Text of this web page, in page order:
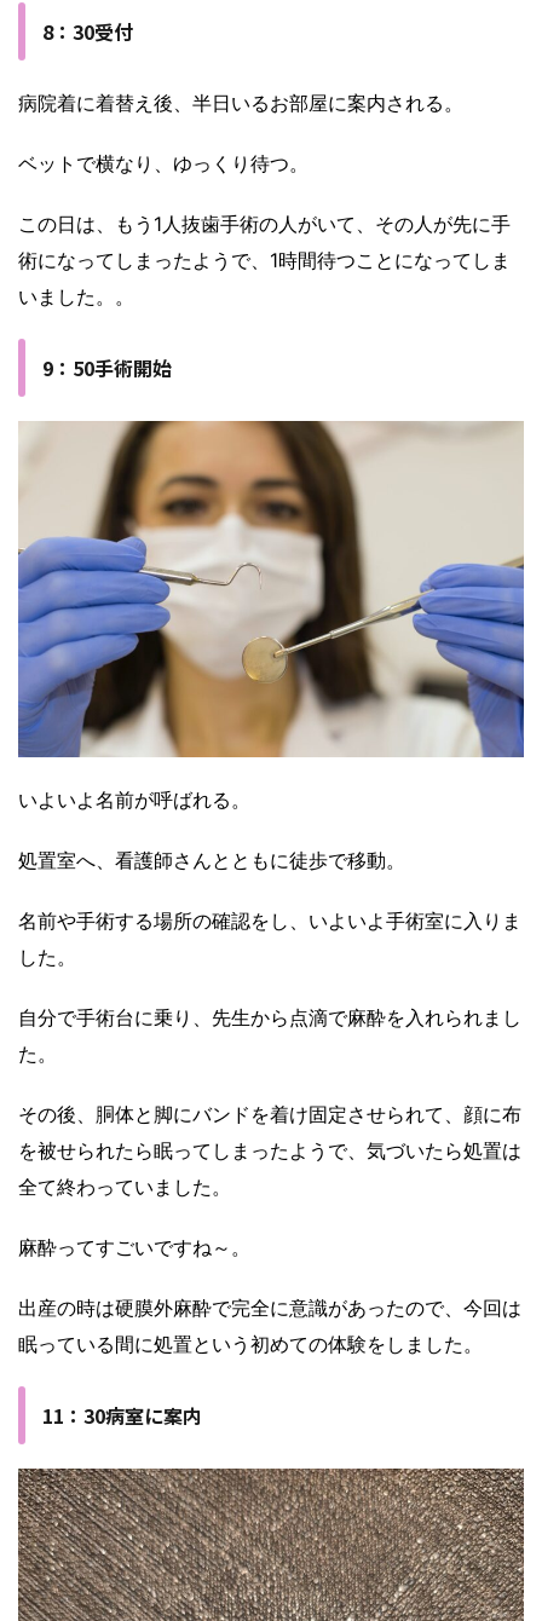
8：30受付
病院着に着替え後、半日いるお部屋に案内される。
ベットで横なり、ゆっくり待つ。
この日は、もう1人抜歯手術の人がいて、その人が先に手
術になってしまったようで、1時間待つことになってしま
いました。。
9：50手術開始
いよいよ名前が呼ばれる。
処置室へ、看護師さんとともに徒歩で移動。
名前や手術する場所の確認をし、いよいよ手術室に入りま
した。
自分で手術台に乗り、先生から点滴で麻酔を入れられまし
た。
その後、胴体と脚にバンドを着け固定させられて、顔に布
を被せられたら眠ってしまったようで、気づいたら処置は
全て終わっていました。
麻酔ってすごいですね～。
出産の時は硬膜外麻酔で完全に意識があったので、今回は
眠っている間に処置という初めての体験をしました。
11：30病室に案内